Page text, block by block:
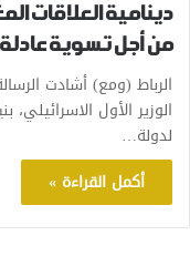
دينامية العلاقات
من أجل تسوية
الرباط (ومع) أشادت
الوزير الأول الاسرائيلي،
لدولة…
أكمل القراءة »